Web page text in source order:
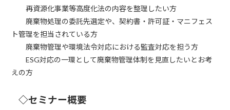
再資源化事業等高度化法の内容を整理したい方
廃棄物処理の委託先選定や、契約書・許可証・マニフェス
ト管理を担当されている方
廃棄物管理や環境法令対応における監査対応を担う方
ESG対応の一環として廃棄物管理体制を見直したいとお考
えの方
◇セミナー概要